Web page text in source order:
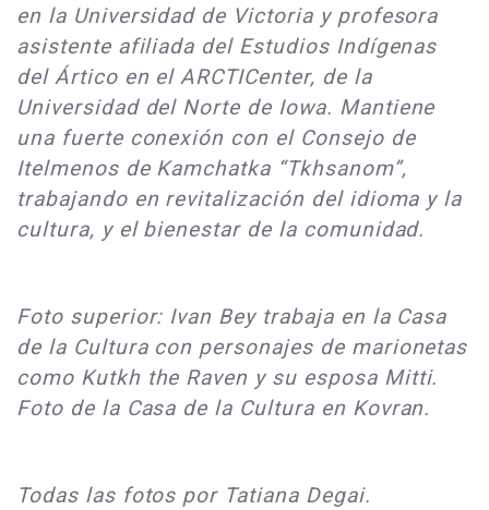
en la Universidad de Victoria y profesora
asistente afiliada del Estudios Indígenas
del Ártico en el ARCTICenter, de la
Universidad del Norte de Iowa. Mantiene
una fuerte conexión con el Consejo de
Itelmenos de Kamchatka “Tkhsanom”,
trabajando en revitalización del idioma y la
cultura, y el bienestar de la comunidad.
Foto superior: Ivan Bey trabaja en la Casa
de la Cultura con personajes de marionetas
como Kutkh the Raven y su esposa Mitti.
Foto de la Casa de la Cultura en Kovran.
Todas las fotos por Tatiana Degai.